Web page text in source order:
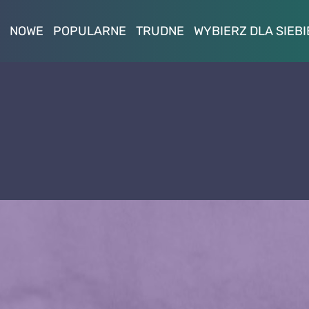
NOWE POPULARNE TRUDNE WYBIERZ DLA